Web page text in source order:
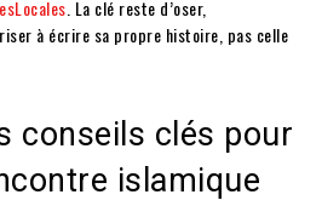
. La clé reste d’oser,
à écrire sa propre histoire, pas celle
conseils clés pour
islamique